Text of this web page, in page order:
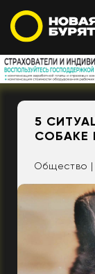
5
СОБАКЕ
Общество |